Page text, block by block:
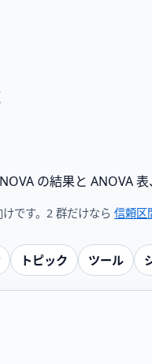
トピック ツール
の結果と ANOVA
です。2 群だけなら 信頼区